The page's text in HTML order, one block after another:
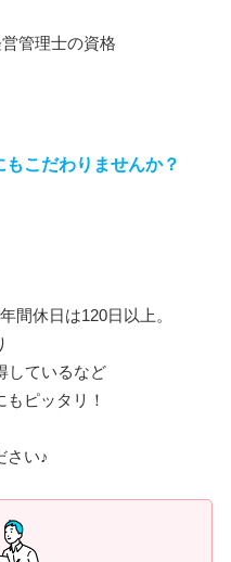
管理士の資格
こだわりませんか？
間休日は120日以上。
しているなど
ピッタリ！
さい♪